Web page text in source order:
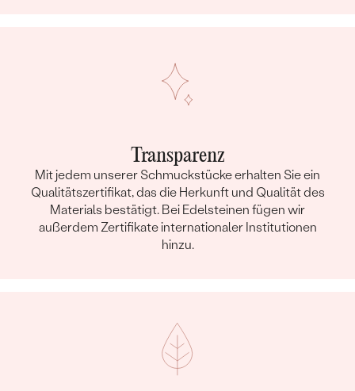
Transparenz
Mit jedem unserer Schmuckstücke erhalten Sie ein
Qualitätszertifikat, das die Herkunft und Qualität des
Materials bestätigt. Bei Edelsteinen fügen wir
außerdem Zertifikate internationaler Institutionen
hinzu.